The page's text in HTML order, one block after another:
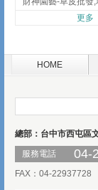
更多
HOME
總部：台中市西屯區
服務電話
04-
FAX：04-